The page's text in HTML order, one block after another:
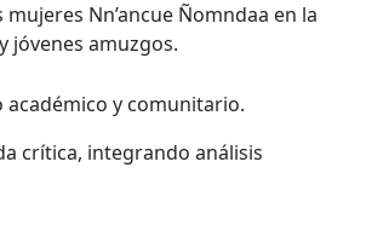
Nn’ancue Ñomndaa en la
jóvenes amuzgos.
y comunitario.
crítica, integrando análisis